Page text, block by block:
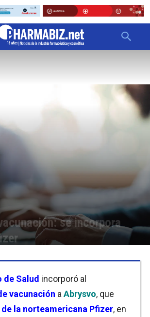
se incorpora
Salud incorporó al
vacunación a Abrysvo, que
la norteamericana Pfizer, en